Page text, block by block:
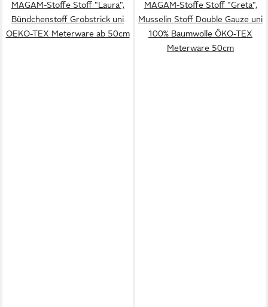
MAGAM-Stoffe Stoff "Laura",
Bündchenstoff Grobstrick uni
OEKO-TEX Meterware ab 50cm
MAGAM-Stoffe Stoff "Greta",
Musselin Stoff Double Gauze uni
100% Baumwolle ÖKO-TEX
Meterware 50cm